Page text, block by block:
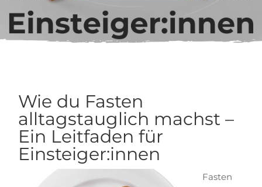
Wie du Fasten
alltagstauglich machst –
Ein Leitfaden für
Einsteiger:innen
Fasten